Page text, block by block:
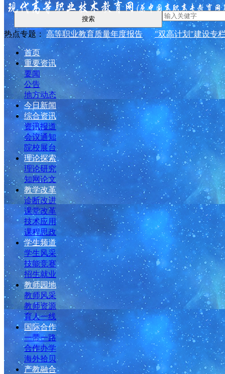
搜索
热点专题： 高等职业教育质量年度报告 "双高计划"建设专
首页
重要资讯
要闻
公告
地方动态
今日新闻
综合资讯
资讯报道
会议通知
院校展台
理论探索
理论研究
知网论文
教学改革
诊断改进
课堂改革
技术应用
课程思政
学生频道
学生风采
技能竞赛
招生就业
教师园地
教师风采
教师资源
育人一线
国际合作
一带一路
合作办学
海外拾贝
产教融合